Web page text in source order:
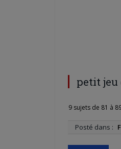
petit jeu
9 sujets de 81 à
Posté dans :